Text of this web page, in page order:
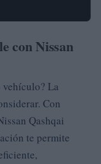
con Nissan
vehículo? La
Con
Qashqai
te permite